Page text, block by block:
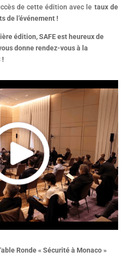
de cette édition avec le taux de
de l’événement !
édition, SAFE est heureux de
donne rendez-vous à la
!
Ronde « Sécurité à Monaco »